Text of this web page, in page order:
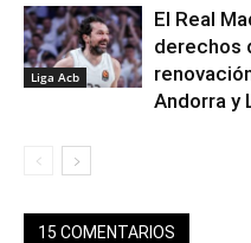
Liga Acb
El Real
derechos
Andorra y
15 COMENTARIOS